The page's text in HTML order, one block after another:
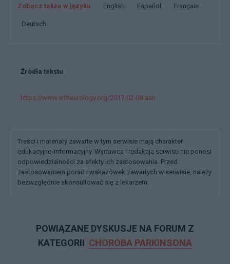
Zobacz także w języku english español français
deutsch
Źródła tekstu
https://www.wfneurology.org/2017-02-08-aan
Treści i materiały zawarte w tym serwisie mają charakter
edukacyjno-informacyjny. Wydawca i redakcja serwisu nie ponosi
odpowiedzialności za efekty ich zastosowania. Przed
zastosowaniem porad i wskazówek zawartych w serwisie, należy
bezwzględnie skonsultować się z lekarzem.
POWIĄZANE DYSKUSJE NA FORUM Z
KATEGORII CHOROBA PARKINSONA